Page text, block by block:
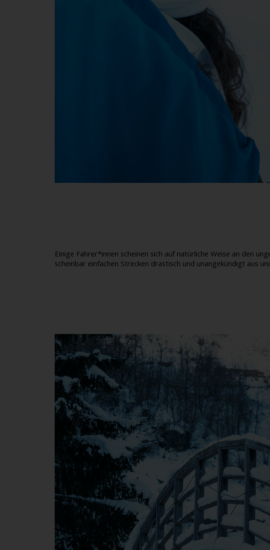
Einige Fahrer*innen scheinen sich auf natürliche Weise an den
scheinbar einfachen Strecken drastisch und unangekündigt aus